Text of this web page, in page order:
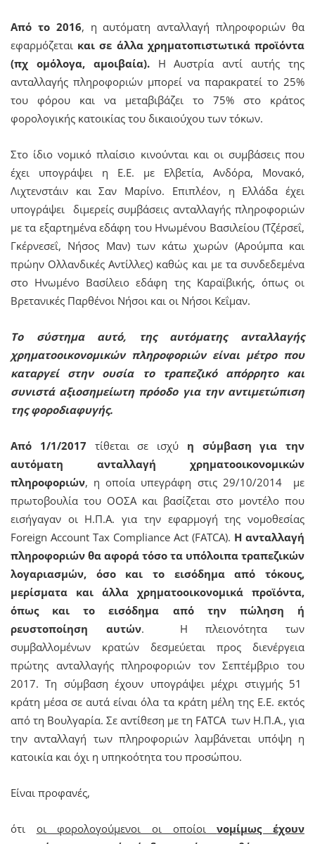
Από το 2016, η αυτόματη ανταλλαγή πληροφοριών θα
εφαρμόζεται και σε άλλα χρηματοπιστωτικά προϊόντα
(πχ ομόλογα, αμοιβαία).Η Αυστρία αντί αυτής της
ανταλλαγής πληροφοριών μπορεί να παρακρατεί το 25%
του φόρου και να μεταβιβάζει το 75% στο κράτος
φορολογικής κατοικίας του δικαιούχου των τόκων.
Στο ίδιο νομικό πλαίσιο κινούνται και οι συμβάσεις που
έχει υπογράψει η Ε.Ε. με Ελβετία, Ανδόρα, Μονακό,
Λιχτενστάιν και Σαν Μαρίνο. Επιπλέον, η Ελλάδα έχει
υπογράψει διμερείς συμβάσεις ανταλλαγής πληροφοριών
με τα εξαρτημένα εδάφη του Ηνωμένου Βασιλείου (Τζέρσεΐ,
Γκέρνεσεΐ, Νήσος Μαν) των κάτω χωρών (Αρούμπα και
πρώην Ολλανδικές Αντίλλες) καθώς και με τα συνδεδεμένα
στο Ηνωμένο Βασίλειο εδάφη της Καραϊβικής, όπως οι
Βρετανικές Παρθένοι Νήσοι και οι Νήσοι Κεΐμαν.
Το σύστημα αυτό, της αυτόματης ανταλλαγής
χρηματοοικονομικών πληροφοριών είναι μέτρο που
καταργεί στην ουσία το τραπεζικό απόρρητο και
συνιστά αξιοσημείωτη πρόοδο για την αντιμετώπιση
της φοροδιαφυγής.
Από 1/1/2017 τίθεται σε ισχύ η σύμβαση για την
αυτόματη ανταλλαγή χρηματοοικονομικών
πληροφοριών, η οποία υπεγράφη στις 29/10/2014 με
πρωτοβουλία του ΟΟΣΑ και βασίζεται στο μοντέλο που
εισήγαγαν οι Η.Π.Α. για την εφαρμογή της νομοθεσίας
Foreign Account Tax Compliance Act (FATCA). Η ανταλλαγή
πληροφοριών θα αφορά τόσο τα υπόλοιπα τραπεζικών
λογαριασμών, όσο και το εισόδημα από τόκους,
μερίσματα και άλλα χρηματοοικονομικά προϊόντα,
όπως και το εισόδημα από την πώληση ή
ρευστοποίηση αυτών. Η πλειονότητα των
συμβαλλομένων κρατών δεσμεύεται προς διενέργεια
πρώτης ανταλλαγής πληροφοριών τον Σεπτέμβριο του
2017. Τη σύμβαση έχουν υπογράψει μέχρι στιγμής 51
κράτη μέσα σε αυτά είναι όλα τα κράτη μέλη της Ε.Ε. εκτός
από τη Βουλγαρία. Σε αντίθεση με τη FATCA των Η.Π.Α., για
την ανταλλαγή των πληροφοριών λαμβάνεται υπόψη η
κατοικία και όχι η υπηκοότητα του προσώπου.
Είναι προφανές,
ότι οι φορολογούμενοι οι οποίοινομίμως έχουν